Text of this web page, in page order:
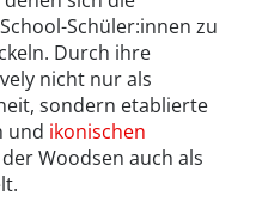
Schüler:innen zu
Durch ihre
nicht nur als
sondern etablierte
und ikonischen
Woodsen auch als